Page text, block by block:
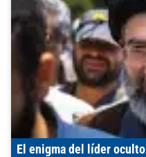
El enigma del líder oculto